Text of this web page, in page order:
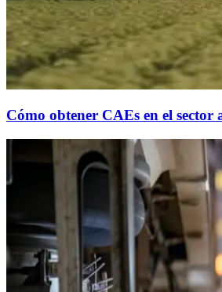
Cómo obtener CAEs en el